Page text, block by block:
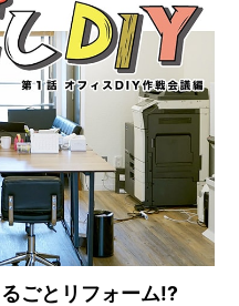
ごとリフォーム!?